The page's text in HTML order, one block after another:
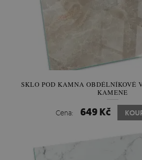
SKLO POD KAMNA OBDÉLNÍKOVÉ
KAMENE
Cena: 649 Kč